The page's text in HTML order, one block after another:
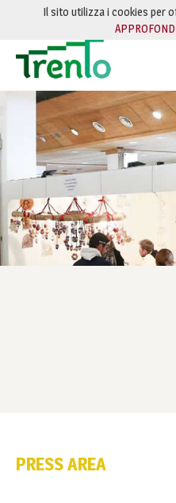
Salta al contenuto
PRESS AREA
Il sito utilizza i cookies per